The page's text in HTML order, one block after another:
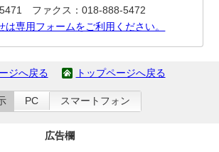
ファクス：018-888-5472
は専用フォームをご利用ください。
ジへ戻る トップページへ戻る
PC スマートフォン
広告欄